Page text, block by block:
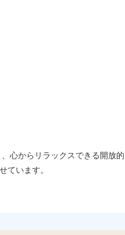
心からリラックスできる開放
ています。